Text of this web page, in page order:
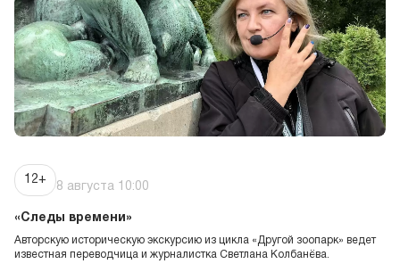
муравьедов
повара»
Время 10:00
Самая рогатая и бодатая авторская экскурсия в
исполнении Александра Паули — главного
специалиста сектора «Копытные животные»
их повседневной
жизни»
12+
8 августа 10:00
«Следы времени»
Авторскую историческую экскурсию из цикла «Другой зоопарк» ведет
известная переводчица и журналистка Светлана Колбанёва.